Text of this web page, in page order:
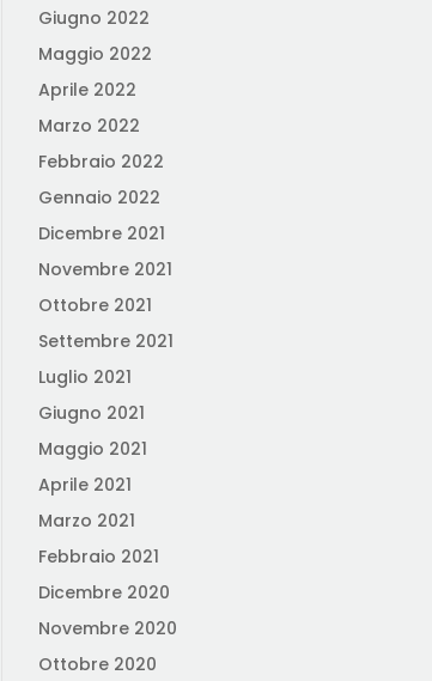
Giugno 2022
Maggio 2022
Aprile 2022
Marzo 2022
Febbraio 2022
Gennaio 2022
Dicembre 2021
Novembre 2021
Ottobre 2021
Settembre 2021
Luglio 2021
Giugno 2021
Maggio 2021
Aprile 2021
Marzo 2021
Febbraio 2021
Dicembre 2020
Novembre 2020
Ottobre 2020